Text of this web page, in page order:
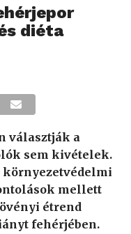
diéta
választják a
sem kivételek.
környezetvédelmi
mellett
étrend
fehérjében.